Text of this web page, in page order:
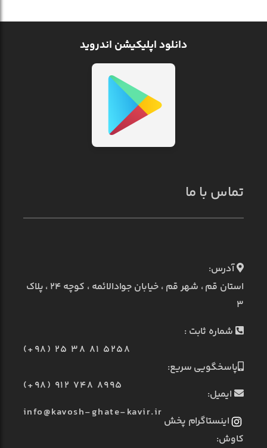
دانلود اپلیکیشن اندروید
تماس با ما
آدرس:
استان قم ، شهر قم ، خیابان جوادالائمه ، کوچه ۲۴ ، پلاک
۳
شماره ثابت :
(+98) 25 38 81 5258
پاسخگویی سریع:
(+98) 912 748 8995
ایمیل:
info@kavosh-ghate-kavir.ir
اینستاگرام پخش
کاوش: